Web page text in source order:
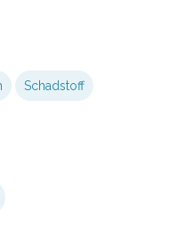
Schadstoff